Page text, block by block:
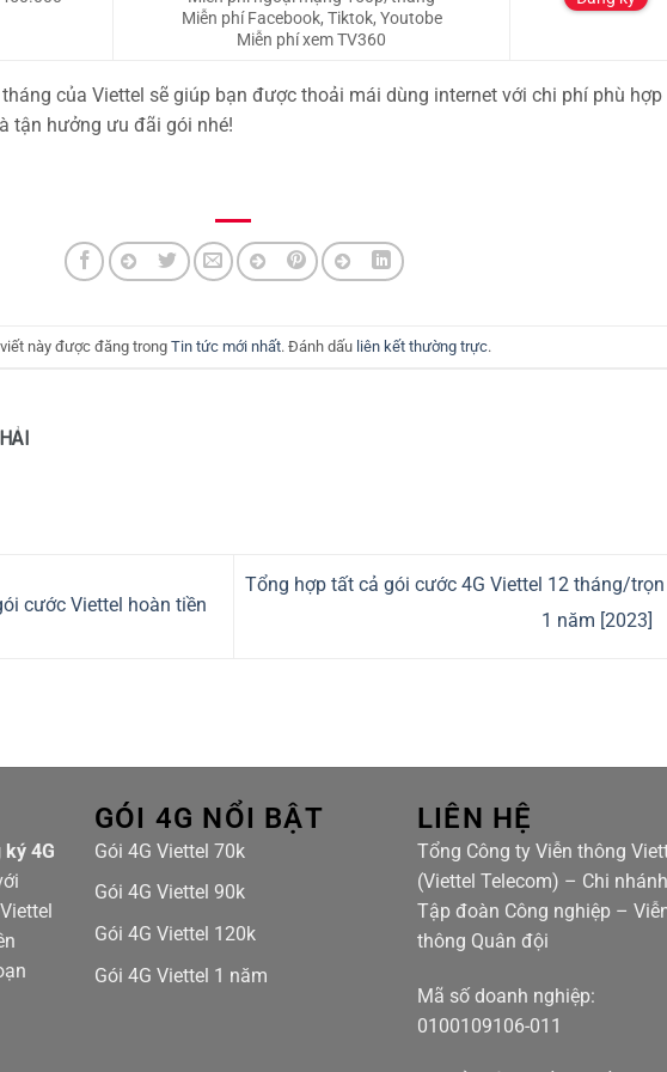
Miễn phí Facebook, Tiktok, Youtobe
Miễn phí xem TV360
của Viettel sẽ giúp bạn được thoải mái dùng internet với chi phí phù hợp
tận hưởng ưu đãi gói nhé!
này được đăng trongTin tức mới nhất. Đánh dấu liên kết thường trực.
cước Viettel hoàn tiền
Tổng hợp tất cả gói cước 4G Viettel 12 tháng/
1 năm [2023]
4G
GÓI 4G NỔI BẬT
Gói 4G Viettel 70k
Gói 4G Viettel 90k
Gói 4G Viettel 120k
Gói 4G Viettel 1 năm
LIÊN HỆ
Tổng Công ty Viễn thông
(Viettel Telecom) – Chi nhánh
Tập đoàn Công nghiệp –
thông Quân đội
Mã số doanh nghiệp:
0100109106-011